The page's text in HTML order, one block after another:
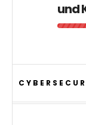
und